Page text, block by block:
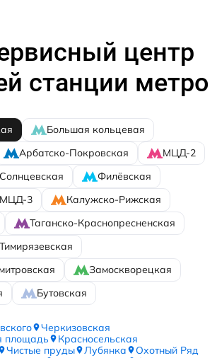
центр
станции метро
Большая кольцевая
Арбатско-Покровская
МЦД-2
Солнцевская
Филёвская
МЦД-3
Калужско-Рижская
Таганско-Краснопресненская
Замоскворецкая
Бутовская
Черкизовская
площадь
Красносельская
Чистые пруды Лубянка
Охотный Ряд